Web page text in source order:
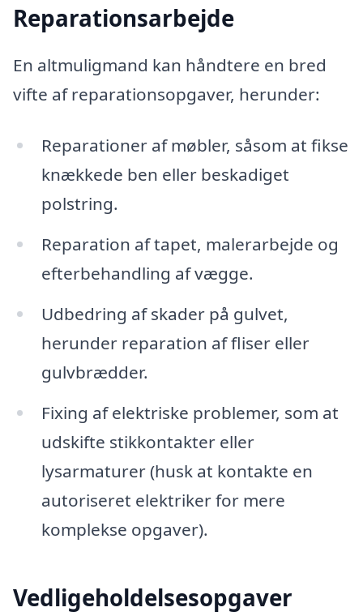
Reparationsarbejde
En altmuligmand kan håndtere en bred
vifte af reparationsopgaver, herunder:
Reparationer af møbler, såsom at fikse
knækkede ben eller beskadiget
polstring.
Reparation af tapet, malerarbejde og
efterbehandling af vægge.
Udbedring af skader på gulvet,
herunder reparation af fliser eller
gulvbrædder.
Fixing af elektriske problemer, som at
udskifte stikkontakter eller
lysarmaturer (husk at kontakte en
autoriseret elektriker for mere
komplekse opgaver).
Vedligeholdelsesopgaver